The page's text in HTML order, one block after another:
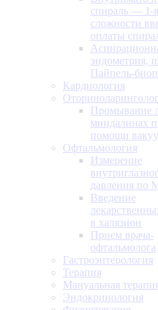
спираль — 1-
сложности
оплаты
эндометрия,
Пайпель-
Кардиология
Промывание
миндалинах
помощи
Офтальмология
Измерение
давления по
Введение
в халязион
Прием врача-
офтальмолога
Гастроэнтерология
Терапия
Мануальная
Эндокринология